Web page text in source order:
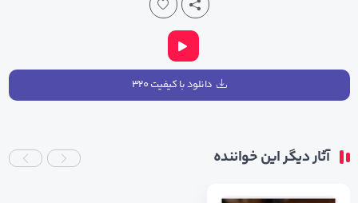
دانلود با کیفیت ۳۲۰
آثار دیگر این خواننده